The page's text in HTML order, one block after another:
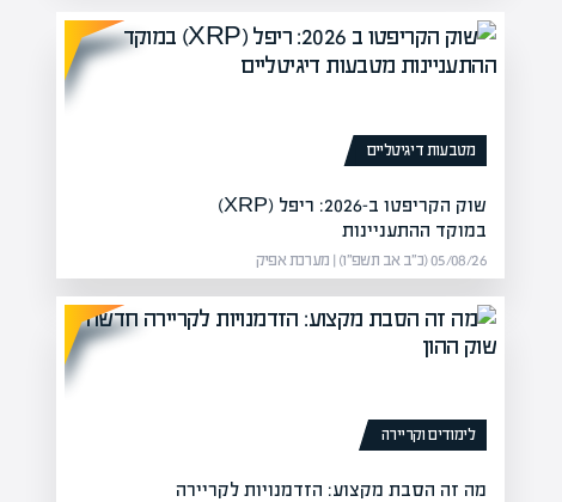
בהשקעות מה זה
מטבעות דיגיטליים
שוק הקריפטו ב-2026: ריפל (XRP)
במוקד ההתעניינות
05/08/26 (כ״ב אב תשפ״ו) | מערכת אפיק
לימודים וקריירה
מה זה הסבת מקצוע: הזדמנויות לקריירה